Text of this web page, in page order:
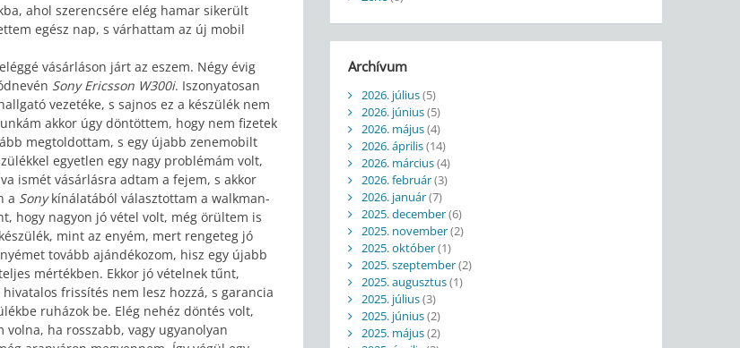
ahol szerencsére elég hamar sikerült
egész nap, s várhattam az új mobil
vásárláson járt az eszem. Négy évig
Sony Ericsson W300i. Iszonyatosan
vezetéke, s sajnos ez a készülék nem
akkor úgy döntöttem, hogy nem fizetek
megtoldottam, s egy újabb zenemobilt
egyetlen egy nagy problémám volt,
ismét vásárlásra adtam a fejem, s akkor
a Sonykínálatából választottam a walkman-
hogy nagyon jó vétel volt, még örültem is
mint az enyém, mert rengeteg jó
tovább ajándékozom, hisz egy újabb
mértékben. Ekkor jó vételnek tűnt,
frissítés nem lesz hozzá, s garancia
ruházok be. Elég nehéz döntés volt,
ha rosszabb, vagy ugyanolyan
Archívum
2026. július(5)
2026. június(5)
2026. május(4)
2026. április(14)
2026. március(4)
2026. február(3)
2026. január(7)
2025. december(6)
2025. november(2)
2025. október(1)
2025. szeptember(2)
2025. augusztus(1)
2025. július(3)
2025. június(2)
2025. május(2)